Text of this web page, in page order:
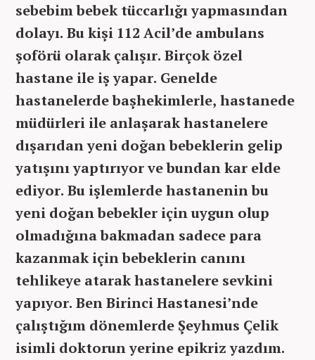
sebebim bebek tüccarlığı yapmasından
dolayı. Bu kişi 112 Acil’de ambulans
şoförü olarak çalışır. Birçok özel
hastane ile iş yapar. Genelde
hastanelerde başhekimlerle, hastanede
müdürleri ile anlaşarak hastanelere
dışarıdan yeni doğan bebeklerin gelip
yatışını yaptırıyor ve bundan kar elde
ediyor. Bu işlemlerde hastanenin bu
yeni doğan bebekler için uygun olup
olmadığına bakmadan sadece para
kazanmak için bebeklerin canını
tehlikeye atarak hastanelere sevkini
yapıyor. Ben Birinci Hastanesi’nde
çalıştığım dönemlerde Şeyhmus Çelik
isimli doktorun yerine epikriz yazdım.